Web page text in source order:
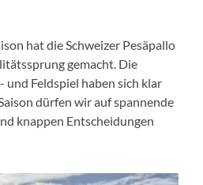
hat die Schweizer Pesäpallo
gemacht. Die
und Feldspiel haben sich klar
dürfen wir auf spannende
knappen Entscheidungen